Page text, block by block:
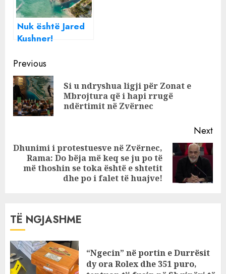
Nuk është Jared
Kushner!
Katarit do të
ndërtojnë
resortin luksoz të
Zvërnecit
Continue
Reading
Previous
Si u ndryshua ligji për Zonat e
Mbrojtura që i hapi rrugë
ndërtimit në Zvërnec
Next
Next
post:
Dhunimi i protestuesve në Zvërnec,
Rama: Do bëja më keq se ju po të
më thoshin se toka është e shtetit
dhe po i falet të huajve!
TË NGJASHME
“Ngecin” në portin e Durrësit
dy ora Rolex dhe 351 puro,